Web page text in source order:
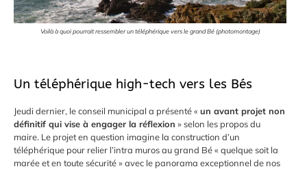
Voilà à quoi pourrait ressembler un téléphérique vers le grand Bé (photomontage)
Un téléphérique high-tech vers les Bés
Jeudi dernier, le conseil municipal a présenté « un avant projet non
définitif qui vise à engager la réflexion » selon les propos du
maire. Le projet en question imagine la construction d’un
téléphérique pour relier l’intra muros au grand Bé « quelque soit la
marée et en toute sécurité » avec le panorama exceptionnel de nos